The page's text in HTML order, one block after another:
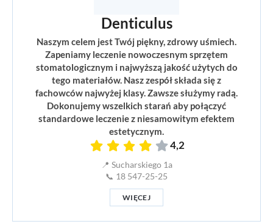
Denticulus
Naszym celem jest Twój piękny, zdrowy uśmiech.
Zapeniamy leczenie nowoczesnym sprzętem
stomatologicznym i najwyższą jakość użytych do
tego materiałów. Nasz zespół składa się z
fachowców najwyżej klasy. Zawsze służymy radą.
Dokonujemy wszelkich starań aby połączyć
standardowe leczenie z niesamowitym efektem
estetycznym.
4,2
📍 Sucharskiego 1a
📞 18 547-25-25
WIĘCEJ